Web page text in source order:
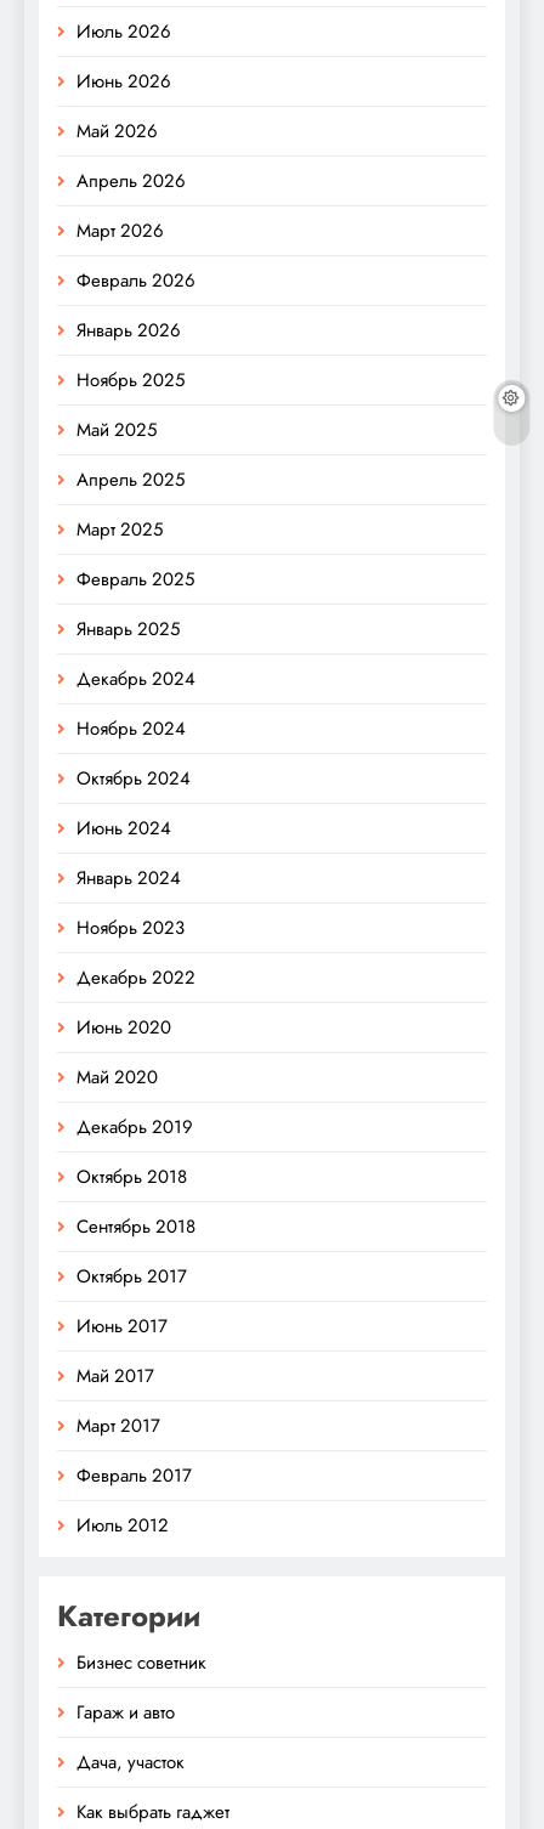
Июль 2026
Июнь 2026
Май 2026
Апрель 2026
Март 2026
Февраль 2026
Январь 2026
Ноябрь 2025
Май 2025
Апрель 2025
Март 2025
Февраль 2025
Январь 2025
Декабрь 2024
Ноябрь 2024
Октябрь 2024
Июнь 2024
Январь 2024
Ноябрь 2023
Декабрь 2022
Июнь 2020
Май 2020
Декабрь 2019
Октябрь 2018
Сентябрь 2018
Октябрь 2017
Июнь 2017
Май 2017
Март 2017
Февраль 2017
Июль 2012
Категории
Бизнес советник
Гараж и авто
Дача, участок
Как выбрать гаджет